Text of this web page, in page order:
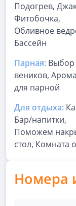
Подогрев,
Фитобочка,
Обливное
Бассейн
Парная: Выбор
веников,
для парной
Для отдыха:
Бар/напитки,
Поможем
стол, Комната
Номера